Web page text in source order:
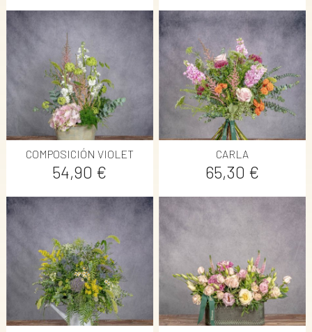
COMPOSICIÓN VIOLET
Precio
54,90 €
CARLA
Precio
65,30 €